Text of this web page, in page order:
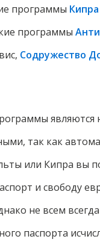
программы Кипра
программы
Содружество
являются
так как
или Кипра вы
и свободу
не всем
паспорта